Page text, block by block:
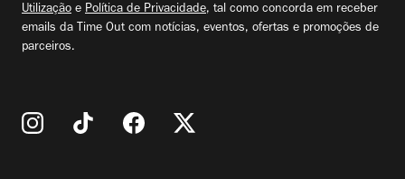
Utilização e Política de Privacidade, tal como concorda em receber
emails da Time Out com notícias, eventos, ofertas e promoções de
parceiros.